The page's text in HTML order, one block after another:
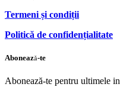
Termeni și condiții
Politică de confidențialitate
Abonează-te
Abonează-te pentru ultimele